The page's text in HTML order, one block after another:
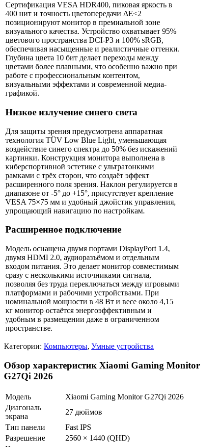
Сертификация VESA HDR400, пиковая яркость в
400 нит и точность цветопередачи ΔE<2
позиционируют монитор в премиальной зоне
визуального качества. Устройство охватывает 95%
цветового пространства DCI-P3 и 100% sRGB,
обеспечивая насыщенные и реалистичные оттенки.
Глубина цвета 10 бит делает переходы между
цветами более плавными, что особенно важно при
работе с профессиональным контентом,
визуальными эффектами и современной медиа-
графикой.
Низкое излучение синего света
Для защиты зрения предусмотрена аппаратная
технология TÜV Low Blue Light, уменьшающая
воздействие синего спектра до 50% без искажений
картинки. Конструкция монитора выполнена в
киберспортивной эстетике с ультратонкими
рамками с трёх сторон, что создаёт эффект
расширенного поля зрения. Наклон регулируется в
диапазоне от -5° до +15°, присутствует крепление
VESA 75×75 мм и удобный джойстик управления,
упрощающий навигацию по настройкам.
Расширенное подключение
Модель оснащена двумя портами DisplayPort 1.4,
двумя HDMI 2.0, аудиоразъёмом и отдельным
входом питания. Это делает монитор совместимым
сразу с несколькими источниками сигнала,
позволяя без труда переключаться между игровыми
платформами и рабочими устройствами. При
номинальной мощности в 48 Вт и весе около 4,15
кг монитор остаётся энергоэффективным и
удобным в размещении даже в ограниченном
пространстве.
Категории: Компьютеры, Умные устройства
Обзор характеристик Xiaomi Gaming Monitor
G27Qi 2026
Модель
Xiaomi Gaming Monitor G27Qi 2026
Диагональ
экрана
27 дюймов
Тип панели
Fast IPS
Разрешение
2560 × 1440 (QHD)